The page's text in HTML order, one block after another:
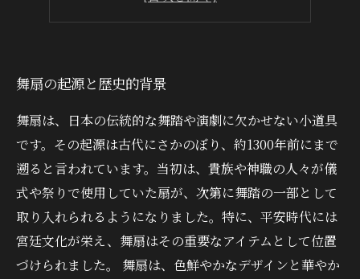
舞扇の起源と歴史的背景
舞扇は、日本の伝統的な舞踏や演劇に欠かせない小道具
です。その起源は古代にさかのぼり、約1300年前にまで
遡ると言われています。当初は、貴族や神職の人々が儀
式や祭りで使用していた扇が、次第に舞踏の一部として
取り入れられるようになりました。特に、平安時代には
宮廷文化が栄え、舞扇はその重要なアイテムとして位置
づけられました。 舞扇は、色鮮やかなデザインと華やか